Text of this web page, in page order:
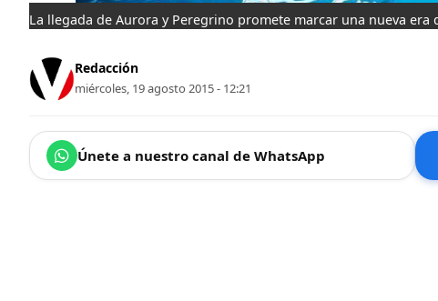
La llegada de Aurora y Peregrino promete marcar una nueva era
Redacción
miércoles, 19 agosto 2015 - 12:21
Únete a nuestro canal de WhatsApp